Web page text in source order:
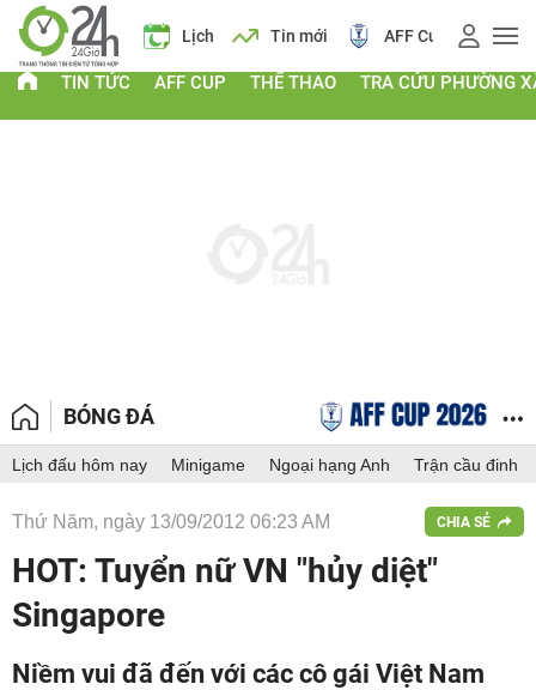
Giá vàng Lịch Tin mới AFF Cup Điểm
TIN TỨC AFF CUP THỂ THAO TRA CỨU PHƯỜNG
BÓNG ĐÁ
Lịch đấu hôm nay Minigame Ngoại hạng Anh Trận cầu đinh
Thứ Năm, ngày 13/09/2012 06:23 AM CHIA SẺ
HOT: Tuyển nữ VN "hủy diệt"
Singapore
Niềm vui đã đến với các cô gái Việt Nam